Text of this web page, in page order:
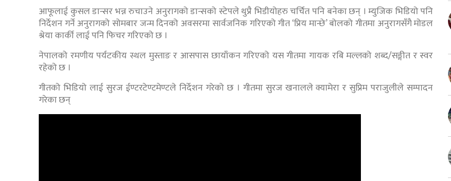
आफूलाई कुसल डान्सर भन्न रुचाउने अनुरागको डान्सको स्टेपले थुप्रै भिडीयोहरु चर्चित पनि बनेका छन् । म्युजिक भिडियो पनि
निर्देशन गर्ने अनुरागको सोमबार जन्म दिनको अवसरमा सार्वजनिक गरिएको गीत ‘प्रिय मान्छे’ बोलको गीतमा अनुरागसँगै मोडल
श्रेया कार्की लाई पनि फिचर गरिएको छ ।
नेपालको रमणीय पर्यटकीय स्थल मुस्ताङ र आसपास छायाँकन गरिएको यस गीतमा गायक रबि मल्लको शब्द/सङ्गीत र स्वर
रहेको छ ।
गीतको भिडियो लाई सुरज ईण्टरटेण्टमेण्टले निर्देशन गरेको छ । गीतमा सुरज खनालले क्यामेरा र सुप्रिम पराजुलीले सम्पादन
गरेका छन्